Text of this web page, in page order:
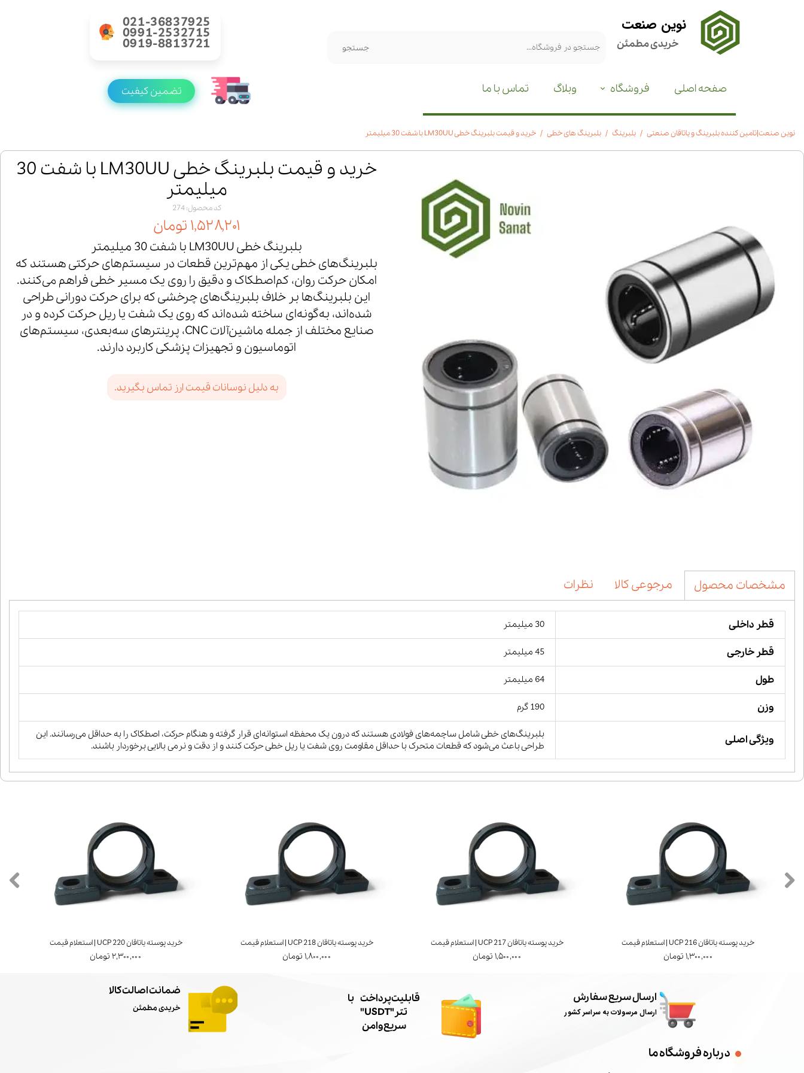
نوین صنعت
خریدی مطمئن
021-36837925
0991-2532715
0919-8813721 جستجو
تضمین کیفیت صفحه اصلی فروشگاه وبلاگ تماس با ما
نوین صنعت|تامین کننده بلبرینگ و یاتاقان صنعتی بلبرینگ بلبرینگ های خطی خرید و قیمت بلبرینگ خطی LM30UU با شفت 30 میلیمتر
خرید و قیمت بلبرینگ خطی LM30UU با شفت 30
میلیمتر
کد محصول: 274
۱,۵۲۸,۲۰۱ تومان
بلبرینگ خطی LM30UU با شفت 30 میلیمتر
بلبرینگ‌های خطی یکی از مهم‌ترین قطعات در سیستم‌های حرکتی هستند که
امکان حرکت روان، کم‌اصطکاک و دقیق را روی یک مسیر خطی فراهم می‌کنند.
این بلبرینگ‌ها بر خلاف بلبرینگ‌های چرخشی که برای حرکت دورانی طراحی
شده‌اند، به‌گونه‌ای ساخته شده‌اند که روی یک شفت یا ریل حرکت کرده و در
صنایع مختلف از جمله ماشین‌آلات CNC، پرینترهای سه‌بعدی، سیستم‌های
اتوماسیون و تجهیزات پزشکی کاربرد دارند.
به دلیل نوسانات قیمت ارز تماس بگیرید.
مشخصات محصول مرجوعی کالا نظرات
قطر داخلی 30 میلیمتر
قطر خارجی 45 میلیمتر
طول 64 میلیمتر
وزن 190 گرم
ویژگی اصلی
بلبرینگ‌های خطی شامل ساچمه‌های فولادی هستند که درون یک محفظه استوانه‌ای قرار گرفته و هنگام حرکت، اصطکاک را به حداقل می‌رسانند. این
طراحی باعث می‌شود که قطعات متحرک با حداقل مقاومت روی شفت یا ریل خطی حرکت کنند و از دقت و نرمی بالایی برخوردار باشند.
خرید پوسته یاتاقان UCP 220 | استعلام قیمت
۲,۳۰۰,۰۰۰ تومان
خرید پوسته یاتاقان UCP 218 | استعلام قیمت
۱,۸۰۰,۰۰۰ تومان
خرید پوسته یاتاقان UCP 217 | استعلام قیمت
۱,۵۰۰,۰۰۰ تومان
خرید پوسته یاتاقان UCP 216 | استعلام قیمت
۱,۳۰۰,۰۰۰ تومان
ارسال سریع سفارش
ارسال مرسولات به سراسر کشور
ضمانت اصالت کالا
خریدی مطمئن
درباره فروشگاه ما
​قابلیت پرداخت با
تتر"USDT"
سریع و امن